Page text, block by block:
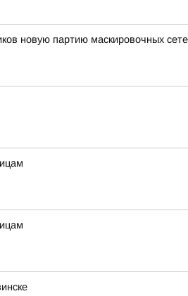
новую партию маскировочных